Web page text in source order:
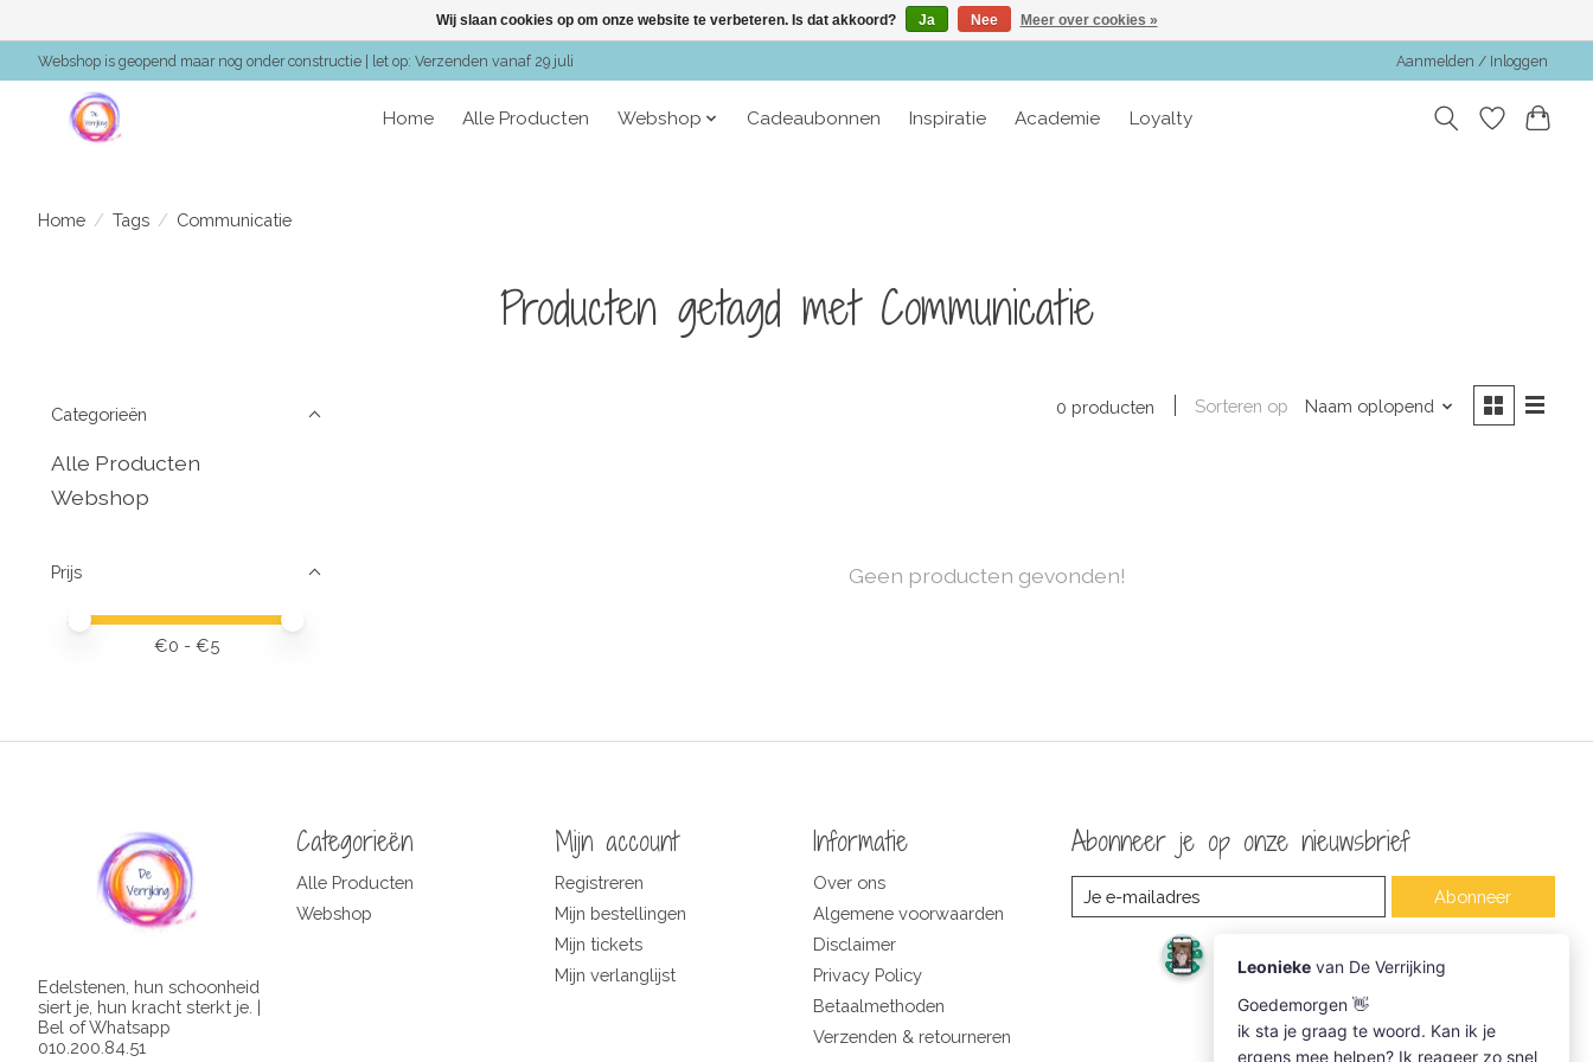
Webshop is geopend maar nog onder constructie | let op: Verzenden vanaf 29 juli Aanmelden / Inloggen
Home Alle Producten Webshop Cadeaubonnen Inspiratie Academie Loyalty
Home / Tags / Communicatie
Producten getagd met Communicatie
Categorieën
Alle Producten
Webshop
Prijs
Minimale prijswaarde
Price maximum value
€0 - €5
0 producten Sorteren op Naam oplopend
Geen producten gevonden!
Edelstenen, hun schoonheid
siert je, hun kracht sterkt je. |
Bel of Whatsapp
010.200.84.51
Categorieën
Alle Producten
Webshop
Mijn account
Registreren
Mijn bestellingen
Mijn tickets
Mijn verlanglijst
Informatie
Over ons
Algemene voorwaarden
Disclaimer
Privacy Policy
Betaalmethoden
Verzenden & retourneren
Abonneer je op onze nieuwsbrief
Abonneer
Wij slaan cookies op om onze website te verbeteren. Is dat akkoord? Ja Nee Meer over cookies »